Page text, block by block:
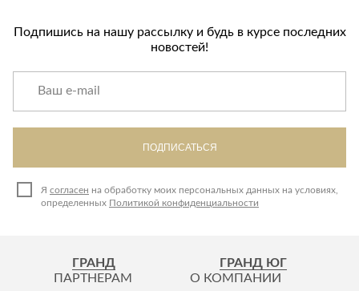
Подпишись на нашу рассылку и будь в курсе последних
новостей!
ПОДПИСАТЬСЯ
Я согласен на обработку моих персональных данных на условиях,
определенных Политикой конфиденциальности
ГРАНД ГРАНД ЮГ
ПАРТНЕРАМ О КОМПАНИИ